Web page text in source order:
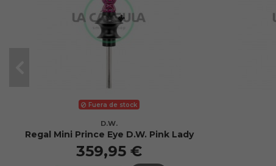
Fuera de stock
D.W.
Regal Mini Prince Eye D.W. Pink Lady
359,95 €